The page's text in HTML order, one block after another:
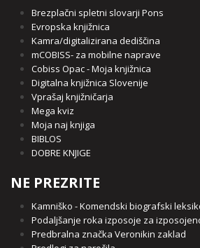
Brezplačni spletni slovarji Pons
Evropska knjižnica
Kamra/digitalizirana dediščina
mCOBISS- za mobilne naprave
Cobiss Opac - Moja knjižnica
Digitalna knjižnica Slovenije
Vprašaj knjižničarja
Mega kviz
Moja naj knjiga
BIBLOS
DOBRE KNJIGE
NE PREZRITE
Kamniško - Komendski biografski
Podaljšanje roka izposoje za
Predbralna značka Veronikin zaklad